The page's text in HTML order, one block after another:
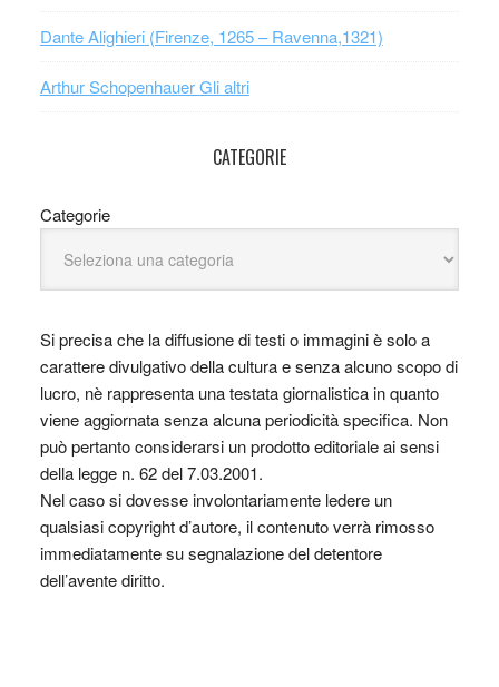
Dante Alighieri (Firenze, 1265 – Ravenna,1321)
Arthur Schopenhauer Gli altri
CATEGORIE
Categorie
Si precisa che la diffusione di testi o immagini è solo a
carattere divulgativo della cultura e senza alcuno scopo di
lucro, nè rappresenta una testata giornalistica in quanto
viene aggiornata senza alcuna periodicità specifica. Non
può pertanto considerarsi un prodotto editoriale ai sensi
della legge n. 62 del 7.03.2001.
Nel caso si dovesse involontariamente ledere un
qualsiasi copyright d’autore, il contenuto verrà rimosso
immediatamente su segnalazione del detentore
dell’avente diritto.